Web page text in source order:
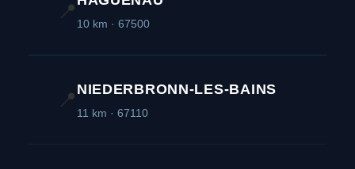
📍
10 km · 67500
📍 NIEDERBRONN-LES-BAINS
11 km · 67110